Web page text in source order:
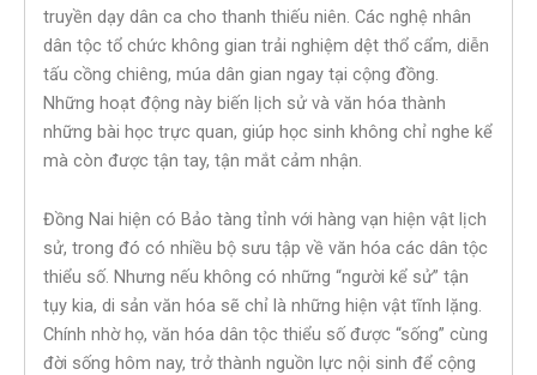
truyền dạy dân ca cho thanh thiếu niên. Các nghệ nhân
dân tộc tổ chức không gian trải nghiệm dệt thổ cẩm, diễn
tấu cồng chiêng, múa dân gian ngay tại cộng đồng.
Những hoạt động này biến lịch sử và văn hóa thành
những bài học trực quan, giúp học sinh không chỉ nghe kể
mà còn được tận tay, tận mắt cảm nhận.
Đồng Nai hiện có Bảo tàng tỉnh với hàng vạn hiện vật lịch
sử, trong đó có nhiều bộ sưu tập về văn hóa các dân tộc
thiểu số. Nhưng nếu không có những “người kể sử” tận
tụy kia, di sản văn hóa sẽ chỉ là những hiện vật tĩnh lặng.
Chính nhờ họ, văn hóa dân tộc thiểu số được “sống” cùng
đời sống hôm nay, trở thành nguồn lực nội sinh để cộng